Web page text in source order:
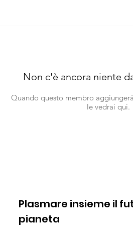
Non c'è ancora niente
Quando questo membro
le vedrai qui.
Plasmare insieme il
pianeta